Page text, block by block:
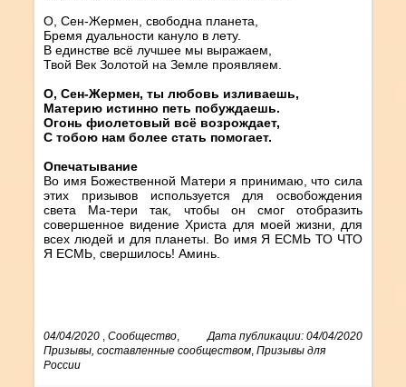
О, Сен-Жермен, свободна планета,
Бремя дуальности кануло в лету.
В единстве всё лучшее мы выражаем,
Твой Век Золотой на Земле проявляем.
О, Сен-Жермен, ты любовь изливаешь,
Материю истинно петь побуждаешь.
Огонь фиолетовый всё возрождает,
С тобою нам более стать помогает.
Опечатывание
Во имя Божественной Матери я принимаю, что сила
этих призывов используется для освобождения
света Ма-тери так, чтобы он смог отобразить
совершенное видение Христа для моей жизни, для
всех людей и для планеты. Во имя Я ЕСМЬ ТО ЧТО
Я ЕСМЬ, свершилось! Аминь.
04/04/2020 Дата публикации: 04/04/2020
,Сообщество
Призывы, составленные сообществом ,Призывы для
России